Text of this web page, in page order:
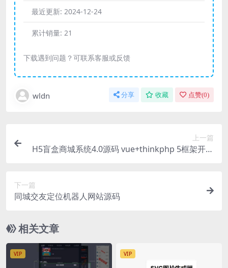
最近更新: 2024-12-24
累计销量: 21
下载遇到问题？可联系客服或反馈
wldn 分享 收藏 点赞(0)
上一篇
H5盲盒商城系统4.0源码 vue+thinkphp 5框架开发
下一篇
同城交友定位机器人网站源码
相关文章
VIP VIP